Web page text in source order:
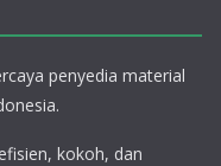
penyedia material
kokoh, dan